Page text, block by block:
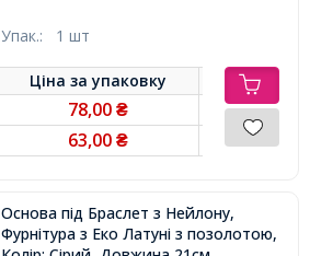
Упак.: 1 шт
Ціна заупаковку
78,00₴
63,00₴
Основа під Браслет з Нейлону,
Фурнітура з Еко Латуні з позолотою,